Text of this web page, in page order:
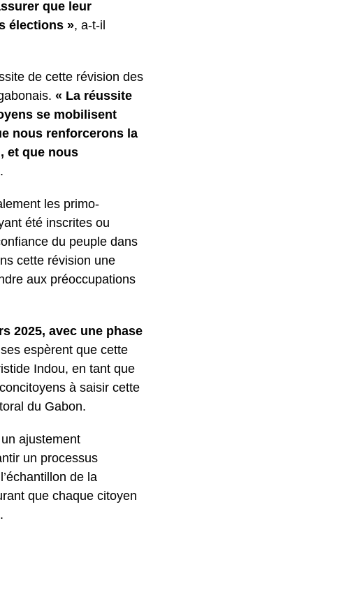
que leur
élections », a-t-il
de cette révision des
« La réussite
se mobilisent
nous renforcerons la
et que nous
les primo-
été inscrites ou
du peuple dans
cette révision une
aux préoccupations
2025, avec une phase
espèrent que cette
Indou, en tant que
à saisir cette
du Gabon.
ajustement
un processus
de la
que chaque citoyen